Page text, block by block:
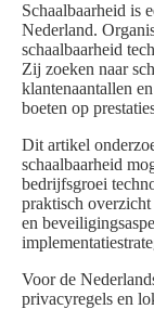
Schaalbaarheid is
Nederland.
schaalbaarheid
Zij zoeken naar
klantenaantallen
boeten op
Dit artikel
schaalbaarheid
bedrijfsgroei
praktisch
en
Voor de
privacyregels en